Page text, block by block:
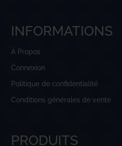
INFORMATIONS
À Propos
Connexion
Politique de confidentialité
Conditions générales de vente
PRODUITS